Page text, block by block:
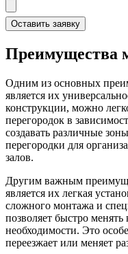
Оставить заявку
Преимущества
Одним из основных
является их
конструкции, можно
перегородок в
создавать различные
перегородки для
залов.
Другим важным
является их легкая
сложного монтажа и
позволяет быстро
необходимости. Это
переезжает или меняет